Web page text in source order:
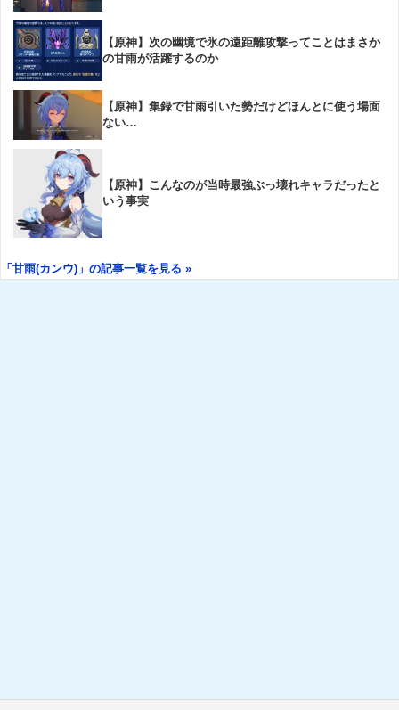
【原神】次の幽境で氷の遠距離攻撃ってことはまさか
の甘雨が活躍するのか
【原神】集録で甘雨引いた勢だけどほんとに使う場面
ない…
【原神】こんなのが当時最強ぶっ壊れキャラだったと
いう事実
「甘雨(カンウ)」の記事一覧を見る »